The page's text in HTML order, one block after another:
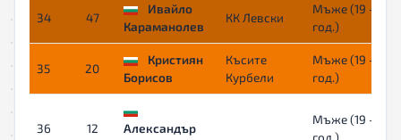
34 47
Ивайло
Караманолев
КК Левски
Мъже (19 - 39
год.)
35 20
Кристиян
Борисов
Късите
Курбели
Мъже (19 - 39
год.)
36 12
Александър
Мъже (19 - 39
год.)